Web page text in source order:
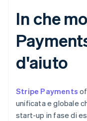
In che
d'aiuto
Stripe Payments
unificata e globale
start-up in fase di